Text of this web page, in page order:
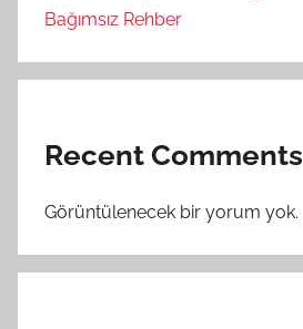
Bağımsız Rehber
Recent Comments
Görüntülenecek bir yorum yok.